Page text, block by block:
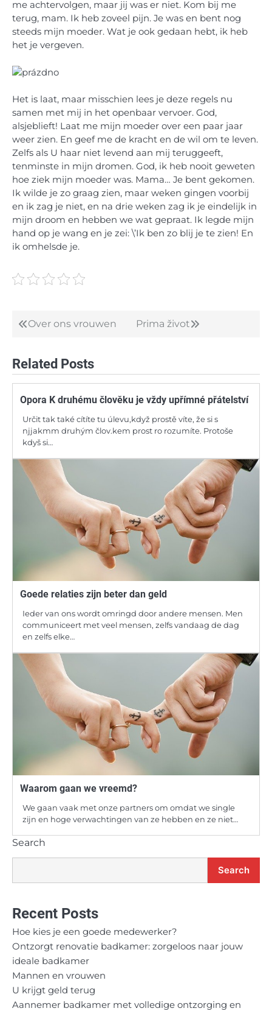
me achtervolgen, maar jij was er niet. Kom bij me
terug, mam. Ik heb zoveel pijn. Je was en bent nog
steeds mijn moeder. Wat je ook gedaan hebt, ik heb
het je vergeven.
Het is laat, maar misschien lees je deze regels nu
samen met mij in het openbaar vervoer. God,
alsjeblieft! Laat me mijn moeder over een paar jaar
weer zien. En geef me de kracht en de wil om te leven.
Zelfs als U haar niet levend aan mij teruggeeft,
tenminste in mijn dromen. God, ik heb nooit geweten
hoe ziek mijn moeder was. Mama… Je bent gekomen.
Ik wilde je zo graag zien, maar weken gingen voorbij
en ik zag je niet, en na drie weken zag ik je eindelijk in
mijn droom en hebben we wat gepraat. Ik legde mijn
hand op je wang en je zei: \’Ik ben zo blij je te zien! En
ik omhelsde je.
Post
Over ons vrouwen Prima život
Related Posts
Opora K druhému člověku je vždy upřímné přátelství
Určit tak také cítíte tu úlevu,když prostě víte, že si s
njjakmm druhým člov.kem prost ro rozumíte. Protoše
kdyš si…
Goede relaties zijn beter dan geld
Ieder van ons wordt omringd door andere mensen. Men
communiceert met veel mensen, zelfs vandaag de dag
en zelfs elke…
Waarom gaan we vreemd?
We gaan vaak met onze partners om omdat we single
zijn en hoge verwachtingen van ze hebben en ze niet…
Search
Search
Recent Posts
Hoe kies je een goede medewerker?
Ontzorgt renovatie badkamer: zorgeloos naar jouw
ideale badkamer
Mannen en vrouwen
U krijgt geld terug
Aannemer badkamer met volledige ontzorging en